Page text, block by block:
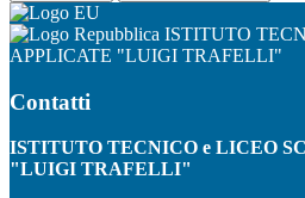
ISTITUTO
APPLICATE "LUIGI TRAFELLI"
Contatti
ISTITUTO TECNICO e LICEO
"LUIGI TRAFELLI"